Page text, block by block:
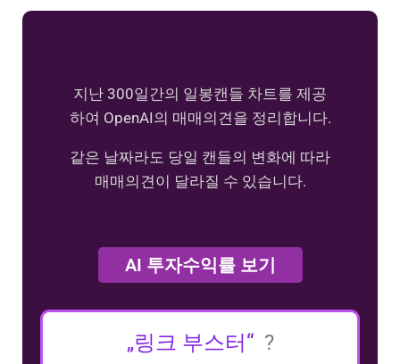
지난 300일간의 일봉캔들 차트를 제공
하여 OpenAI의 매매의견을 정리합니다.
같은 날짜라도 당일 캔들의 변화에 따라
매매의견이 달라질 수 있습니다.
AI 투자수익률 보기
„링크 부스터“ ?